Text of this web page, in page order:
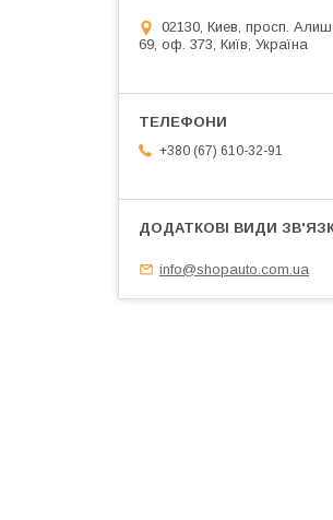
02130, Киев, просп.
69, оф. 373, Київ, Україна
+380 (67) 610-32-91
info@shopauto.com.ua